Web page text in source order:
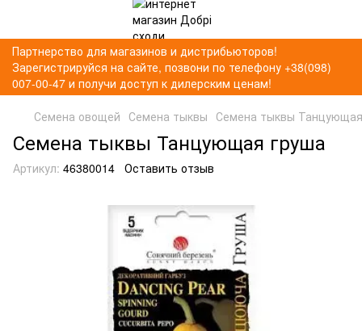
Партнерство для магазинов и дистрибьюторов!
Зарегистрируйся на сайте, позвони по телефону +38(098)
007-00-47 и получи доступ к дилерским ценам!
Семена овощей Семена тыквы Семена тыквы
Семена тыквы Танцующая груша
Артикул: 46380014 Оставить отзыв